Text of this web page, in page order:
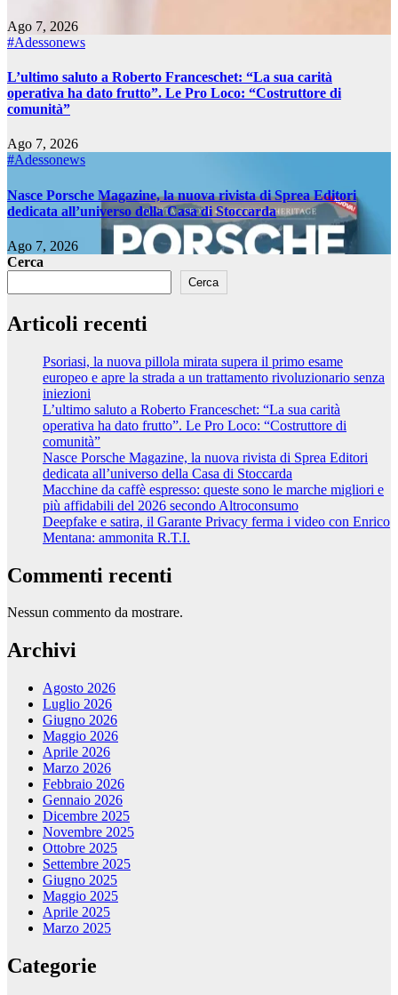
Ago 7, 2026
#Adessonews
L’ultimo saluto a Roberto Franceschet: “La sua carità
operativa ha dato frutto”. Le Pro Loco: “Costruttore di
comunità”
Ago 7, 2026
#Adessonews
Nasce Porsche Magazine, la nuova rivista di Sprea Editori
dedicata all’universo della Casa di Stoccarda
Ago 7, 2026
Cerca
Cerca
Articoli recenti
Psoriasi, la nuova pillola mirata supera il primo esame
europeo e apre la strada a un trattamento rivoluzionario senza
iniezioni
L’ultimo saluto a Roberto Franceschet: “La sua carità
operativa ha dato frutto”. Le Pro Loco: “Costruttore di
comunità”
Nasce Porsche Magazine, la nuova rivista di Sprea Editori
dedicata all’universo della Casa di Stoccarda
Macchine da caffè espresso: queste sono le marche migliori e
più affidabili del 2026 secondo Altroconsumo
Deepfake e satira, il Garante Privacy ferma i video con Enrico
Mentana: ammonita R.T.I.
Commenti recenti
Nessun commento da mostrare.
Archivi
Agosto 2026
Luglio 2026
Giugno 2026
Maggio 2026
Aprile 2026
Marzo 2026
Febbraio 2026
Gennaio 2026
Dicembre 2025
Novembre 2025
Ottobre 2025
Settembre 2025
Giugno 2025
Maggio 2025
Aprile 2025
Marzo 2025
Categorie